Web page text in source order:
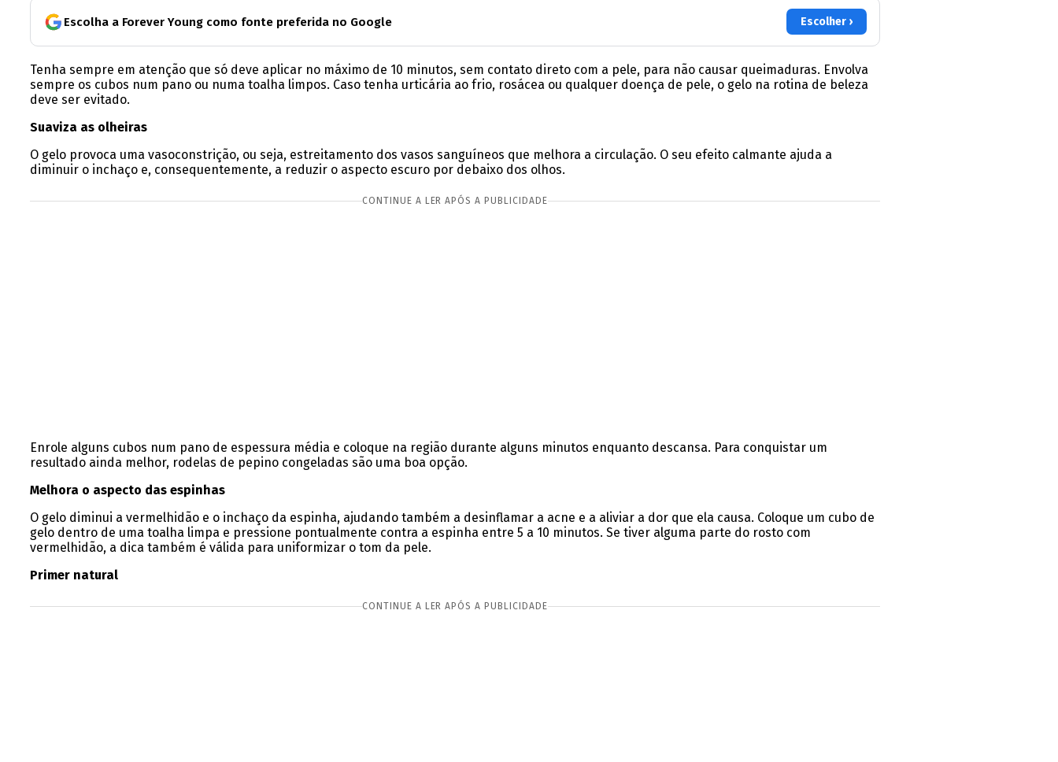
Escolha a Forever Young como fonte preferida no Google Escolher ›
Tenha sempre em atenção que só deve aplicar no máximo de 10 minutos, sem contato direto com a pele, para não causar queimaduras. Envolva
sempre os cubos num pano ou numa toalha limpos. Caso tenha urticária ao frio, rosácea ou qualquer doença de pele, o gelo na rotina de beleza
deve ser evitado.
Suaviza as olheiras
O gelo provoca uma vasoconstrição, ou seja, estreitamento dos vasos sanguíneos que melhora a circulação. O seu efeito calmante ajuda a
diminuir o inchaço e, consequentemente, a reduzir o aspecto escuro por debaixo dos olhos.
CONTINUE A LER APÓS A PUBLICIDADE
Enrole alguns cubos num pano de espessura média e coloque na região durante alguns minutos enquanto descansa. Para conquistar um
resultado ainda melhor, rodelas de pepino congeladas são uma boa opção.
Melhora o aspecto das espinhas
O gelo diminui a vermelhidão e o inchaço da espinha, ajudando também a desinflamar a acne e a aliviar a dor que ela causa. Coloque um cubo de
gelo dentro de uma toalha limpa e pressione pontualmente contra a espinha entre 5 a 10 minutos. Se tiver alguma parte do rosto com
vermelhidão, a dica também é válida para uniformizar o tom da pele.
Primer natural
CONTINUE A LER APÓS A PUBLICIDADE